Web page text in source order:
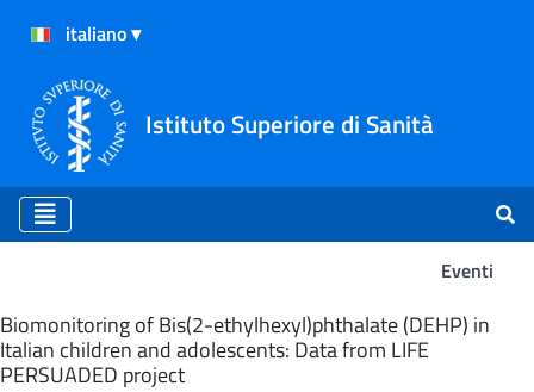
Istituto Superiore di Sanità
Eventi
Eventi
Biomonitoring of Bis(2-ethylhexyl)phthalate (DEHP) in
Italian children and adolescents: Data from LIFE
PERSUADED project